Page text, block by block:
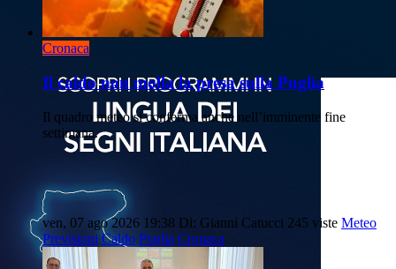
Cronaca
Il caldo non molla la presa sulla Puglia
Il quadro meteo si conferma anche nell’imminente fine
settimana.
ven, 07 ago 2026 19:38 Di: Gianni Catucci 245 viste Meteo
Previsioni Caldo Puglia Cronaca